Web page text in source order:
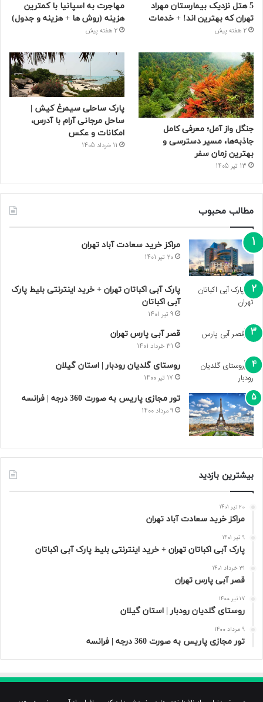
5 هتل نزدیک بیمارستان مهراد
تهران که بهترین‌ اند! + خدمات
2 هفته پیش
مهاجرت به اسپانیا با کمترین
هزینه (روش ها + هزینه و جدول)
2 هفته پیش
جنگل واز آمل؛ معرفی کامل
جاذبه‌ها، مسیر دسترسی و
بهترین زمان سفر
13 تیر 1405
پارک ساحلی سیمرغ کیش |
ساحل مرجانی آرام با آدرس،
امکانات و عکس
11 خرداد 1405
مطالب محبوب
مراکز خرید سعادت‌ آباد تهران
20 تیر 1401
پارک آبی اکباتان تهران + خرید اینترنتی بلیط پارک
آبی اکباتان
9 تیر 1401
قصر آبی پارس تهران
روستای گلدیان رودبار | استان گیلان
تور مجازی پاریس به صورت 360 درجه | فرانسه
بیشترین بازدید
مراکز خرید سعادت‌ آباد تهران
پارک آبی اکباتان تهران + خرید اینترنتی بلیط پارک آبی اکباتان
31 خرداد 1401
قصر آبی پارس تهران
روستای گلدیان رودبار | استان گیلان
9 مرداد 1400
تور مجازی پاریس به صورت 360 درجه | فرانسه